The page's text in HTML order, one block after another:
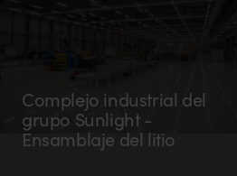
Complejo industrial del
grupo Sunlight -
Ensamblaje del litio